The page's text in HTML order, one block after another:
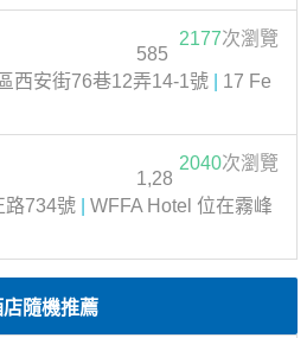
2177次瀏覽
585
西安街76巷12弄14-1號
17 Fe
2040次瀏覽
1,28
路734號
WFFA Hotel 位在霧峰
店隨機推薦